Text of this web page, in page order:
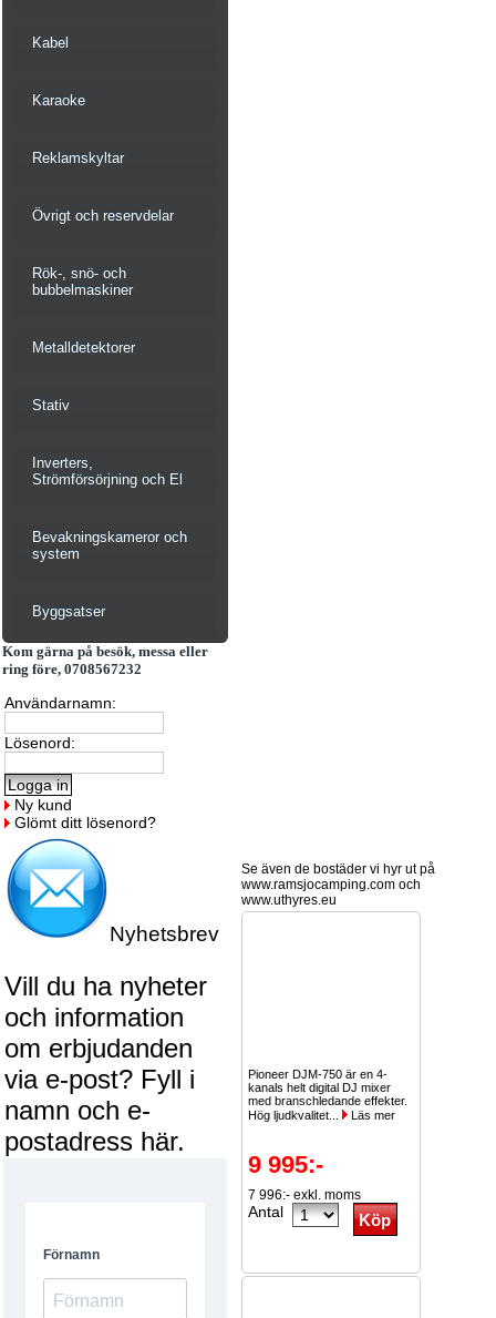
Kabel
Karaoke
Reklamskyltar
Övrigt och reservdelar
Rök-, snö- och
bubbelmaskiner
Metalldetektorer
Stativ
Inverters,
Strömförsörjning och El
Bevakningskameror och
system
Byggsatser
Kom gärna på besök, messa eller
ring före, 0708567232
Användarnamn:
Lösenord:
Ny kund
Glömt ditt lösenord?
Nyhetsbrev
Vill du ha nyheter
och information
om erbjudanden
via e-post? Fyll i
namn och e-
postadress här.
Se även de bostäder vi hyr ut på
www.ramsjocamping.com och
www.uthyres.eu
Pioneer DJM-750 är en 4-
kanals helt digital DJ mixer
med branschledande effekter.
Hög ljudkvalitet...
Läs mer
9 995:-
7 996:- exkl. moms
Antal